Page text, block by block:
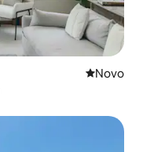
Novo
Novo